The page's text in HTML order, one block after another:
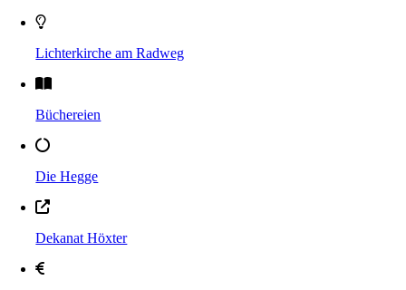
Lichterkirche am Radweg
Büchereien
Die Hegge
Dekanat Höxter